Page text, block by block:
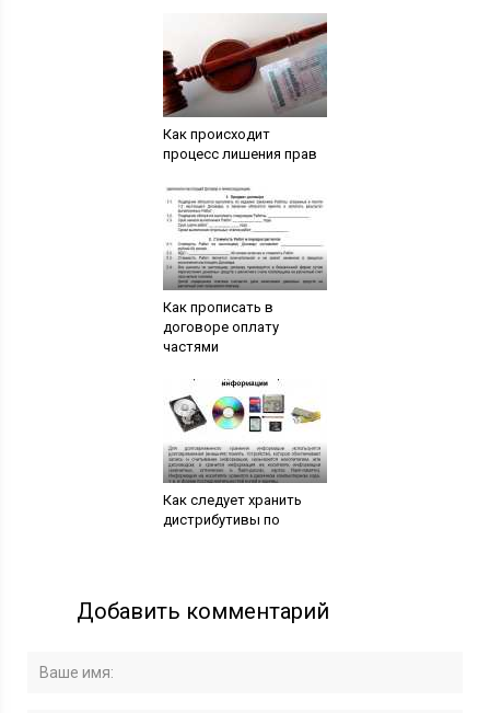
Как происходит
процесс лишения прав
Как прописать в
договоре оплату
частями
Как следует хранить
дистрибутивы по
Добавить комментарий